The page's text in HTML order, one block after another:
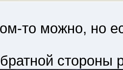
то можно, но
стороны